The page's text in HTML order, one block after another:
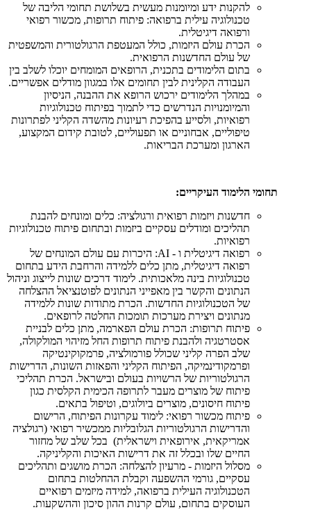
להקנות ידע ומיומנות מעשית בשלושת תחומי הליבה של
טכנולוגיה עילית ברפואה: פיתוח תרופות, מכשור רפואי
ורפואה דיגיטלית.
הכרת עולם היזמות, כולל המעטפת הרגולטורית והמשפטית
של עולם החדשנות הרפואית.
בתום הלימודים בתכנית, הרופאים המומחים יוכלו לשלב בין
העבודה הקלינית לבין תחומים אלו במגוון מודלים אפשריים.
במהלך הלימודים ירכוש הרופא את ההבנה, הניסיון
והמיומנויות הנדרשים כדי לתמוך בפיתוח טכנולוגיות
רפואיות, ולסייע בהפיכת רעיונות מהשדה הקליני לפתרונות
טיפוליים, אבחוניים או תפעוליים, לטובת קידום המקצוע,
הארגון ומערכת הבריאות.
תחומי הלימוד העיקריים:
חדשנות ויזמות רפואית ורגולציה: כלים ומונחים להבנת
תהליכים ומודלים עסקיים ביזמות ובתחום פיתוח טכנולוגיות
רפואיות.
רפואה דיגיטלית ו - AI: היכרות עם עולם המונחים של
רפואה דיגיטלית, מתן כלים ללמידה והרחבת הידע בתחום
טכנולוגיות בינה מלאכותית. לימוד דרכים שונות לייצוג וניהול
הנתונים והקשר בין מאפייני הנתונים לפוטנציאל ההצלחה
של הטכנולוגיות החדשות. הכרת מתודות שונות ללמידה
מנתונים ויצירת מערכות תומכות החלטה לרופאים.
פיתוח תרופות: הכרת עולם הפארמה, מתן כלים לבניית
אסטרטגיה ולהבנת פיתוח תרופות החל מזיהוי המולקולה,
שלב הפרה קליני שכולל פורמולציה, פרמקוקינטיקה
ופרמקודינמיקה, הפיתוח הקליני והפאזות השונות, הדרישות
הרגולטוריות של הרשויות בעולם ובישראל. הכרת תהליכי
פיתוח של מוצרים מעבר לתרופה הכימית הקלסית כגון
פיתוח חיסונים, מוצרים ביולוגים, וטיפול בתאים.
פיתוח מכשור רפואי: לימוד עקרונות הפיתוח, הרישום
והדרישות הרגולטוריות הגלובליות ממכשיר רפואי (רגולציה
אמריקאית, אירופאית וישראלית) בכל שלב של מחזור
החיים שלו ובכלל זה את דרישות האיכות והקליניקה.
מסלול היזמות - מרעיון להצלחה: הכרת מושגים ותהליכים
עסקיים, גורמי ההשפעה וקבלת ההחלטות בתחום
הטכנולוגיה העילית ברפואה, למידה מיזמים רפואיים
העוסקים בתחום, עולם קרנות ההון סיכון וההשקעות.